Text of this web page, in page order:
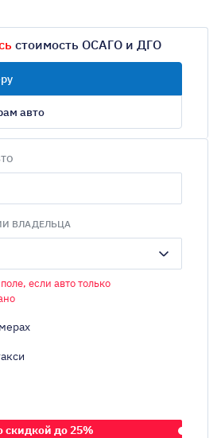
стоимость ОСАГО и ДГО
авто
ВЛАДЕЛЬЦА
если авто только
скидкой до 25%